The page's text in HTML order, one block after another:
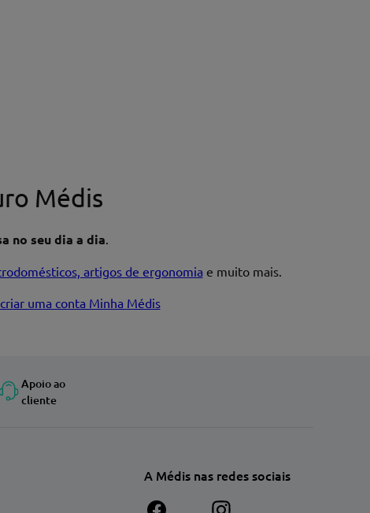
Médis
no seu dia a dia.
artigos de ergonomia e muito mais.
criar uma conta Minha Médis
Apoio ao
cliente
A Médis nas redes sociais